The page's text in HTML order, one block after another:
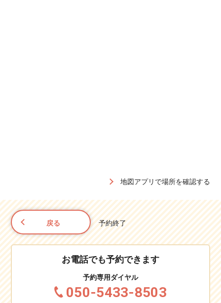
地図アプリで場所を確認する
戻る 予約終了
お電話でも予約できます
予約専用ダイヤル
050-5433-8503